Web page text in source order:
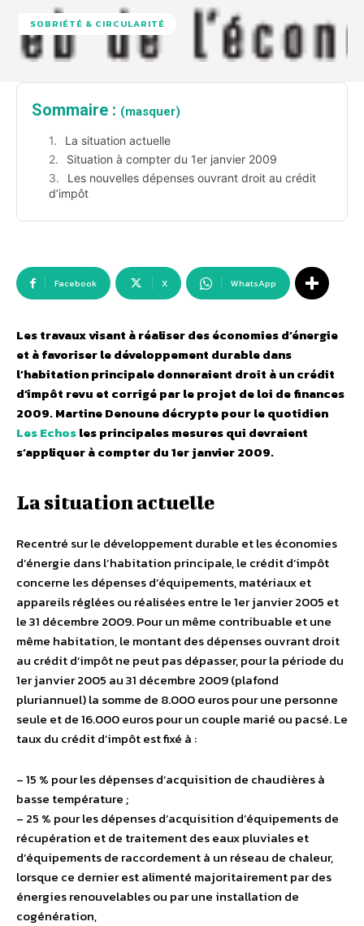
SOBRIÉTÉ & CIRCULARITÉ
Sommaire : (masquer)
La situation actuelle
Situation à compter du 1er janvier 2009
Les nouvelles dépenses ouvrant droit au crédit
d’impôt
Facebook X WhatsApp
Les travaux visant à réaliser des économies d’énergie
et à favoriser le développement durable dans
l’habitation principale donneraient droit à un crédit
d’impôt revu et corrigé par le projet de loi de finances
2009. Martine Denoune décrypte pour le quotidien
Les Echosles principales mesures qui devraient
s’appliquer à compter du 1er janvier 2009.
La situation actuelle
Recentré sur le développement durable et les économies
d’énergie dans l’habitation principale, le crédit d’impôt
concerne les dépenses d’équipements, matériaux et
appareils réglées ou réalisées entre le 1er janvier 2005 et
le 31 décembre 2009. Pour un même contribuable et une
même habitation, le montant des dépenses ouvrant droit
au crédit d’impôt ne peut pas dépasser, pour la période du
1er janvier 2005 au 31 décembre 2009 (plafond
pluriannuel) la somme de 8.000 euros pour une personne
seule et de 16.000 euros pour un couple marié ou pacsé. Le
taux du crédit d’impôt est fixé à :
– 15 % pour les dépenses d’acquisition de chaudières à
basse température ;
– 25 % pour les dépenses d’acquisition d’équipements de
récupération et de traitement des eaux pluviales et
d’équipements de raccordement à un réseau de chaleur,
lorsque ce dernier est alimenté majoritairement par des
énergies renouvelables ou par une installation de
cogénération,